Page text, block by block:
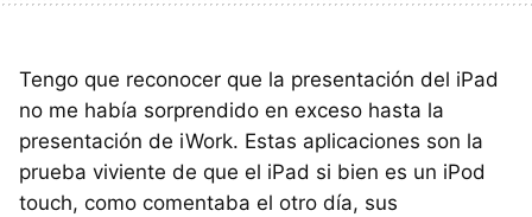
Tengo que reconocer que la presentación del iPad
no me había sorprendido en exceso hasta la
presentación de iWork. Estas aplicaciones son la
prueba viviente de que el iPad si bien es un iPod
touch, como comentaba el otro día, sus